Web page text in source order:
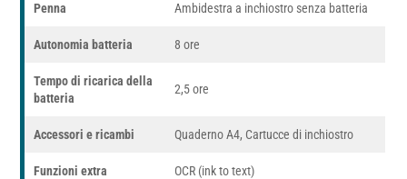
Penna Ambidestra a inchiostro senza batteria
Autonomia batteria 8 ore
Tempo di ricarica della
batteria
2,5 ore
Accessori e ricambi Quaderno A4, Cartucce di inchiostro
Funzioni extra OCR (ink to text)